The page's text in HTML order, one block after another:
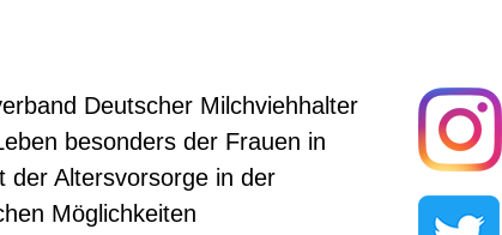
Deutscher Milchviehhalter
besonders der Frauen in
der Altersvorsorge in der
Möglichkeiten